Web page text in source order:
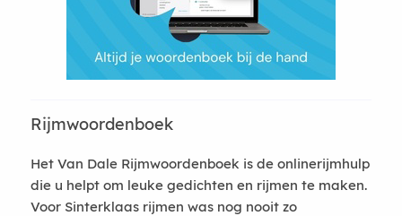
Rijmwoordenboek
Het Van Dale Rijmwoordenboek is de onlinerijmhulp
die u helpt om leuke gedichten en rijmen te maken.
Voor Sinterklaas rijmen was nog nooit zo